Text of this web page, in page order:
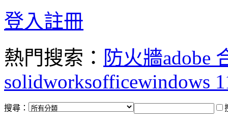
登入註冊
熱門搜索： 防火牆adobe
solidworksofficewindows
搜尋：